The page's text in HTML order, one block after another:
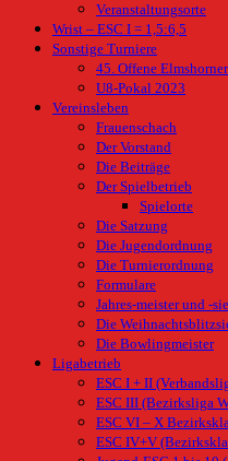
Veranstaltungsorte
Wrist – ESC I = 1,5:6,5
Sonstige Turniere
45. Offene
U8-Pokal 2023
Vereinsleben
Frauenschach
Der Vorstand
Die Beiträge
Der Spielbetrieb
Spielorte
Die Satzung
Die Jugendordnung
Die Turnierordnung
Formulare
Jahres-meister und -
Die
Die Bowlingmeister
Ligabetrieb
ESC I + II
ESC III (Bezirksliga
ESC VI – X
ESC IV+V